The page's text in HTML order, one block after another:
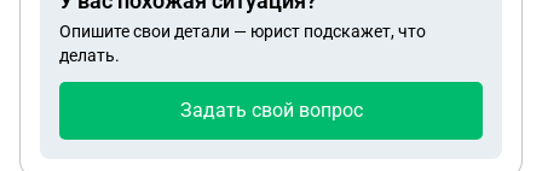
автомобиль оформлен на нас. Хотим понять, есть
ли риск изъятия, можно ли снять ограничения и
какие у нас права в данной ситуации.
Опишите свои детали — юрист подскажет, что
делать.
Задать свой вопрос